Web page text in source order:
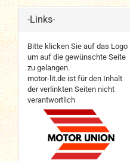
-Links-
Bitte klicken Sie auf das Logo
um auf die gewünschte Seite
zu gelangen.
motor-lit.de ist für den Inhalt
der verlinkten Seiten nicht
verantwortlich